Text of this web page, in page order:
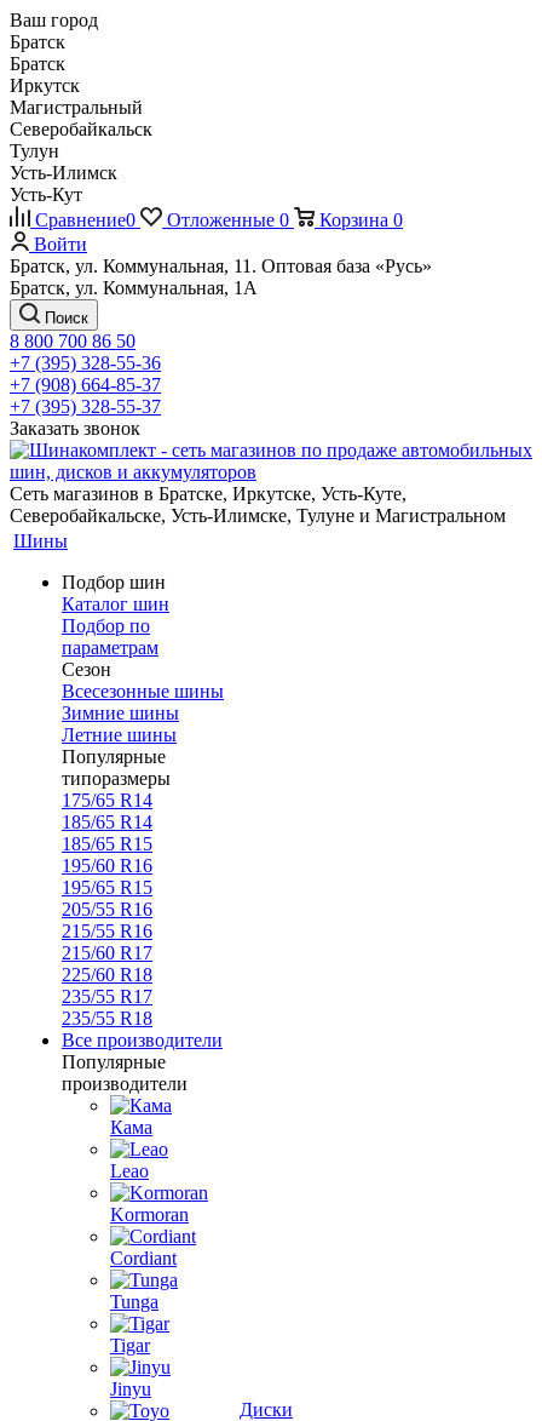
Ваш город
Братск
Братск
Иркутск
Магистральный
Северобайкальск
Тулун
Усть-Илимск
Усть-Кут
Сравнение0 Отложенные 0 Корзина 0
Войти
Братск, ул. Коммунальная, 11. Оптовая база «Русь»
Братск, ул. Коммунальная, 1А
Поиск
8 800 700 86 50
+7 (395) 328-55-36
+7 (908) 664-85-37
+7 (395) 328-55-37
Заказать звонок
Сеть магазинов в Братске, Иркутске, Усть-Куте,
Северобайкальске, Усть-Илимске, Тулуне и Магистральном
Шины
Подбор шин
Каталог шин
Подбор по
параметрам
Сезон
Всесезонные шины
Зимние шины
Летние шины
Популярные
типоразмеры
175/65 R14
185/65 R14
185/65 R15
195/60 R16
195/65 R15
205/55 R16
215/55 R16
215/60 R17
225/60 R18
235/55 R17
235/55 R18
Все производители
Популярные
производители
Кама
Leao
Kormoran
Cordiant
Tunga
Tigar
Jinyu
Диски